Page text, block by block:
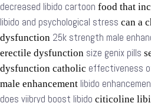
decreased libido cartoon food that
libido and psychological stress can a
dysfunction 25k strength male
erectile dysfunction size genix pills
dysfunction catholic effectiveness
male enhancement libido
does viibryd boost libido citicoline